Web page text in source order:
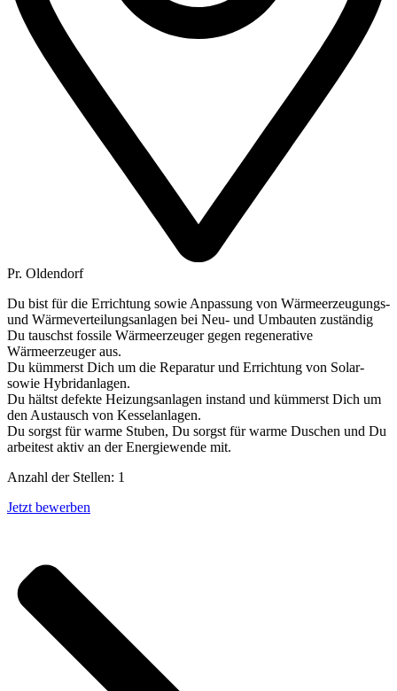
Pr. Oldendorf
Du bist für die Errichtung sowie Anpassung von Wärmeerzeugungs-
und Wärmeverteilungsanlagen bei Neu- und Umbauten zuständig
Du tauschst fossile Wärmeerzeuger gegen regenerative
Wärmeerzeuger aus.
Du kümmerst Dich um die Reparatur und Errichtung von Solar-
sowie Hybridanlagen.
Du hältst defekte Heizungsanlagen instand und kümmerst Dich um
den Austausch von Kesselanlagen.
Du sorgst für warme Stuben, Du sorgst für warme Duschen und Du
arbeitest aktiv an der Energiewende mit.
Anzahl der Stellen: 1
Jetzt bewerben